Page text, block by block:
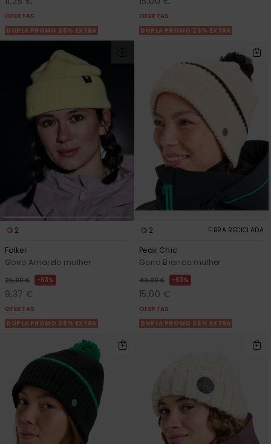
OFERTAS
DUPLA PROMO 25% EXTRA
OFERTAS
DUPLA PROMO 25% EXTRA
2
Folker
Gorro Amarelo mulher
25,00 € 63%
9,37 €
OFERTAS
DUPLA PROMO 25% EXTRA
2 FIBRA RECICLADA
Peak Chic
Gorro Branco mulher
40,00 € 63%
15,00 €
OFERTAS
DUPLA PROMO 25% EXTRA